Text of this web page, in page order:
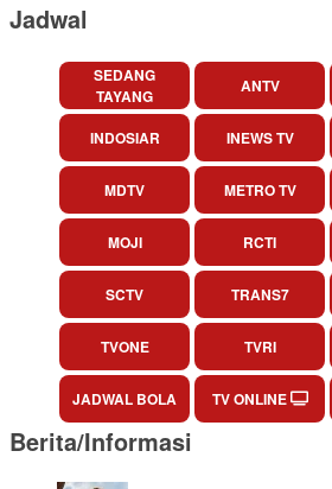
Jadwal
SEDANG
TAYANG
ANTV
INDOSIAR INEWS TV
MDTV METRO TV
MOJI RCTI
SCTV TRANS7
TVONE TVRI
JADWAL BOLA TV ONLINE
Berita/Informasi